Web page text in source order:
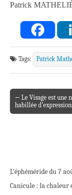
Patrick
Tags: Patrick
Post navigation
← Le Visage est une
habillée
L’éphéméride du 7
Canicule : la chaleur